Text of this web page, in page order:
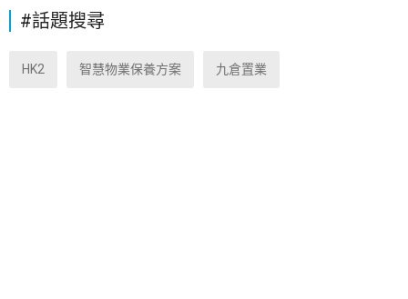
#話題搜尋
HK2 智慧物業保養方案 九倉置業